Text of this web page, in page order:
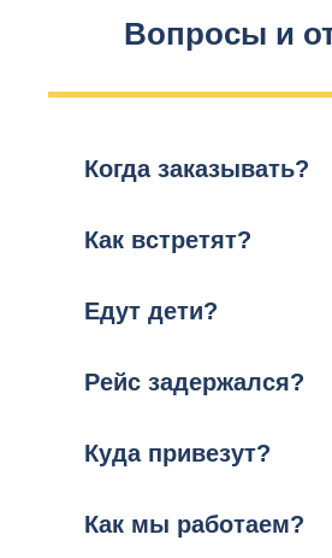
Вопросы и
Когда заказывать?
Как встретят?
Едут дети?
Рейс задержался?
Куда привезут?
Как мы работаем?